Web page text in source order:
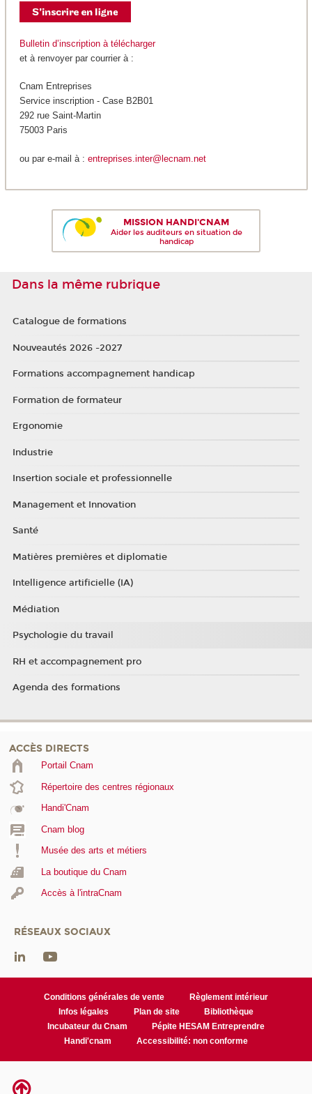
Bulletin d’inscription à télécharger
et à renvoyer par courrier à :
Cnam Entreprises
Service inscription - Case B2B01
292 rue Saint-Martin
75003 Paris
ou par e-mail à : entreprises.inter@lecnam.net
MISSION HANDI'CNAM
Aider les auditeurs en situation de
handicap
Dans la même rubrique
Catalogue de formations
Nouveautés 2026 -2027
Formations accompagnement handicap
Formation de formateur
Ergonomie
Industrie
Insertion sociale et professionnelle
Management et Innovation
Santé
Matières premières et diplomatie
Intelligence artificielle (IA)
Médiation
Psychologie du travail
RH et accompagnement pro
Agenda des formations
ACCÈS DIRECTS
Portail Cnam
Répertoire des centres régionaux
Handi'Cnam
Cnam blog
Musée des arts et métiers
La boutique du Cnam
Accès à l'intraCnam
RÉSEAUX SOCIAUX
Conditions générales de vente
Règlement intérieur
Infos légales
Plan de site
Bibliothèque
Incubateur du Cnam
Pépite HESAM Entreprendre
Handi'cnam
Accessibilité: non conforme